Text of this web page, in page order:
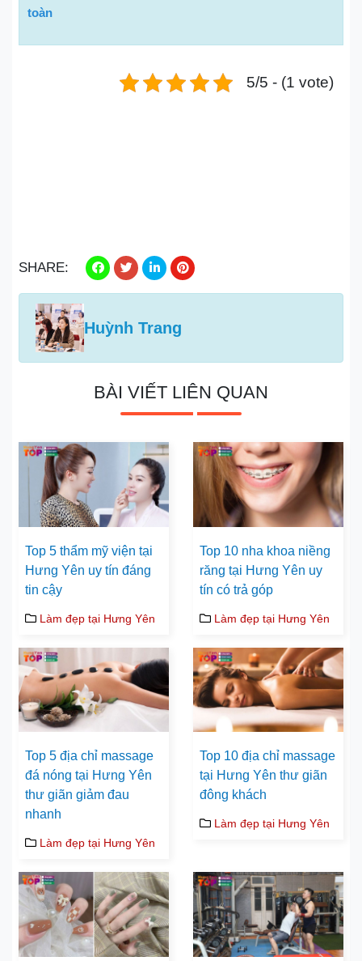
toàn
5/5 - (1 vote)
SHARE:
Huỳnh Trang
BÀI VIẾT LIÊN QUAN
Top 5 thẩm mỹ viện tại
Hưng Yên uy tín đáng
tin cậy
Làm đẹp tại Hưng Yên
Top 10 nha khoa niềng
răng tại Hưng Yên uy
tín có trả góp
Làm đẹp tại Hưng Yên
Top 5 địa chỉ massage
đá nóng tại Hưng Yên
thư giãn giảm đau
nhanh
Làm đẹp tại Hưng Yên
Top 10 địa chỉ massage
tại Hưng Yên thư giãn
đông khách
Làm đẹp tại Hưng Yên